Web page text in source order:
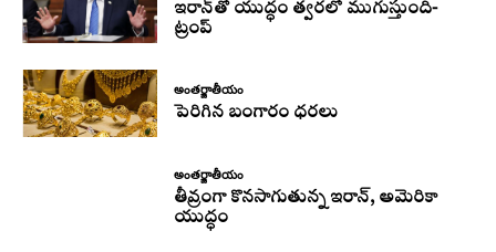
ఇరాన్‌తో యుద్ధం త్వరలో ముగుస్తుంది-
ట్రంప్‌
అంతర్జాతీయం
పెరిగిన బంగారం ధరలు
అంతర్జాతీయం
తీవ్రంగా కొనసాగుతున్న ఇరాన్‌, అమెరికా
యుద్ధం